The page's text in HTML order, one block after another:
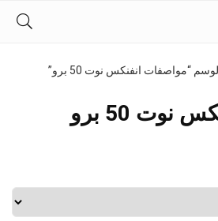
“مواصفات انفنكس نوت 50 برو”
50 برو